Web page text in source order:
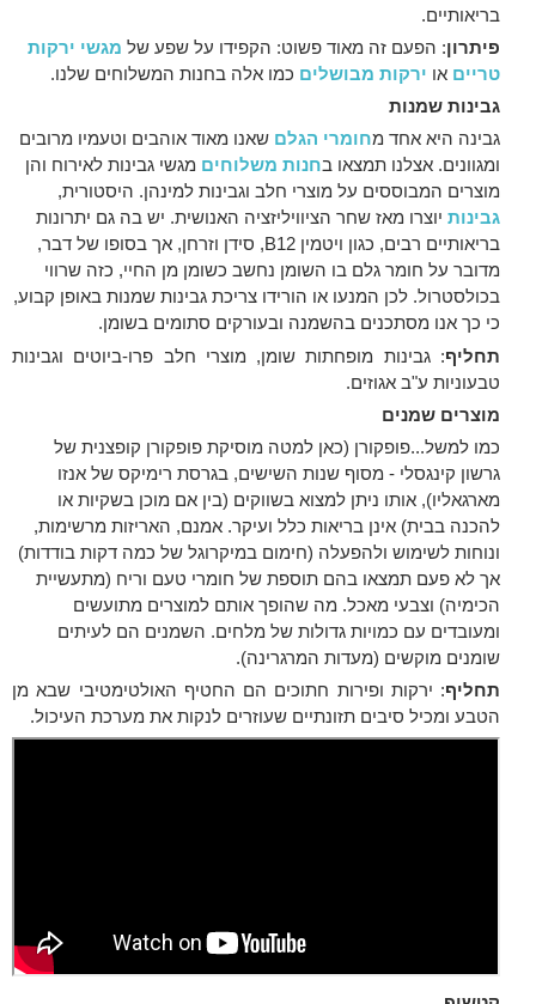
בריאותיים.
פיתרון: הפעם זה מאוד פשוט: הקפידו על שפע של מגשי ירקות
טריים או ירקות מבושלים כמו אלה בחנות המשלוחים שלנו.
גבינות שמנות
גבינה היא אחד מחומרי הגלם שאנו מאוד אוהבים וטעמיו מרובים
ומגוונים. אצלנו תמצאו בחנות משלוחים מגשי גבינות לאירוח והן
מוצרים המבוססים על מוצרי חלב וגבינות למינהן. היסטורית,
גבינות יוצרו מאז שחר הציוויליזציה האנושית. יש בה גם יתרונות
בריאותיים רבים, כגון ויטמין B12, סידן וזרחן, אך בסופו של דבר,
מדובר על חומר גלם בו השומן נחשב כשומן מן החיי, כזה שרווי
בכולסטרול. לכן המנעו או הורידו צריכת גבינות שמנות באופן קבוע,
כי כך אנו מסתכנים בהשמנה ובעורקים סתומים בשומן.
תחליף: גבינות מופחתות שומן, מוצרי חלב פרו-ביוטים וגבינות
טבעוניות ע"ב אגוזים.
מוצרים שמנים
כמו למשל...פופקורן (כאן למטה מוסיקת פופקורן קופצנית של
גרשון קינגסלי - מסוף שנות השישים, בגרסת רימיקס של אנזו
מארגאליו), אותו ניתן למצוא בשווקים (בין אם מוכן בשקיות או
להכנה בבית) אינן בריאות כלל ועיקר. אמנם, האריזות מרשימות,
ונוחות לשימוש ולהפעלה (חימום במיקרוגל של כמה דקות בודדות)
אך לא פעם תמצאו בהם תוספת של חומרי טעם וריח (מתעשיית
הכימיה) וצבעי מאכל. מה שהופך אותם למוצרים מתועשים
ומעובדים עם כמויות גדולות של מלחים. השמנים הם לעיתים
שומנים מוקשים (מעדות המרגרינה).
תחליף: ירקות ופירות חתוכים הם החטיף האולטימטיבי שבא מן
הטבע ומכיל סיבים תזונתיים שעוזרים לנקות את מערכת העיכול.